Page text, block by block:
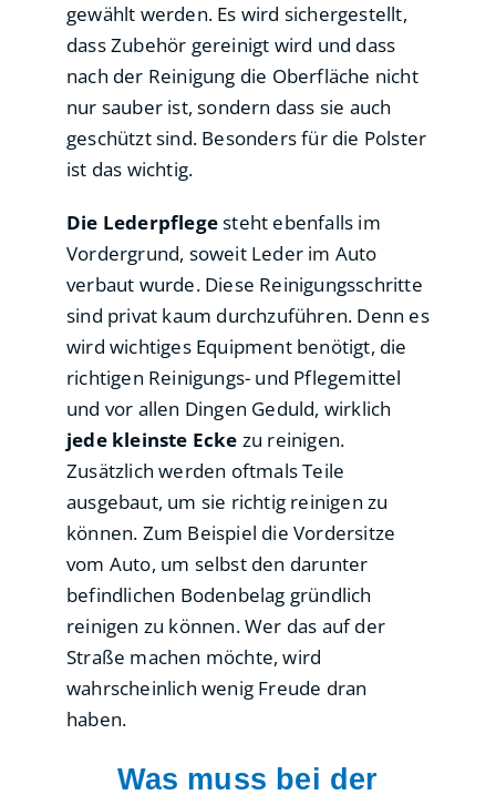
gewählt werden. Es wird sichergestellt,
dass Zubehör gereinigt wird und dass
nach der Reinigung die Oberfläche nicht
nur sauber ist, sondern dass sie auch
geschützt sind. Besonders für die Polster
ist das wichtig.
Die Lederpflegesteht ebenfalls im
Vordergrund, soweit Leder im Auto
verbaut wurde. Diese Reinigungsschritte
sind privat kaum durchzuführen. Denn es
wird wichtiges Equipment benötigt, die
richtigen Reinigungs- und Pflegemittel
und vor allen Dingen Geduld, wirklich
jede kleinste Ecke zu reinigen.
Zusätzlich werden oftmals Teile
ausgebaut, um sie richtig reinigen zu
können. Zum Beispiel die Vordersitze
vom Auto, um selbst den darunter
befindlichen Bodenbelag gründlich
reinigen zu können. Wer das auf der
Straße machen möchte, wird
wahrscheinlich wenig Freude dran
haben.
Was muss bei der